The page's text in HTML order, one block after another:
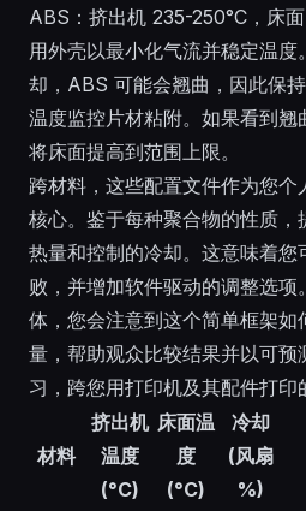
ABS：挤出机 235-250°C，床
用外壳以最小化气流并稳定温
却，ABS 可能会翘曲，因此保
温度监控片材粘附。如果看到
将床面提高到范围上限。
跨材料，这些配置文件作为您
核心。鉴于每种聚合物的性质，
热量和控制的冷却。这意味着您
败，并增加软件驱动的调整选
体，您会注意到这个简单框架
量，帮助观众比较结果并以可预
习，跨您用打印机及其配件打印
材料
挤出机
温度
(°C)
床面温
度
(°C)
冷却
(风扇
%)